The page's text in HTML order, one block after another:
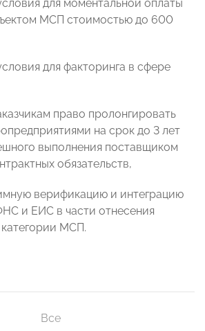
для моментальной оплаты
МСП стоимостью до 600
для факторинга в сфере
право пролонгировать
на срок до 3 лет
выполнения поставщиком
обязательств,
верификацию и интеграцию
и ЕИС в части отнесения
МСП.
Все